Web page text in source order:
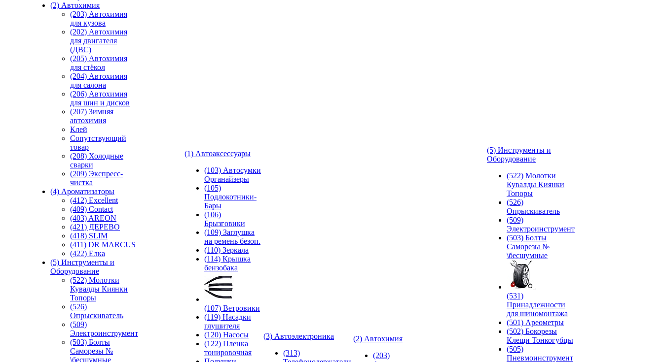
(2) Автохимия
(203) Автохимия
для кузова
(202) Автохимия
для двигателя
(ДВС)
(205) Автохимия
для стёкол
(204) Автохимия
для салона
(206) Автохимия
для шин и дисков
(207) Зимняя
автохимия
Клей
Сопутствующий
товар
(208) Холодные
сварки
(209) Экспреcс-
чистка
(4) Ароматизаторы
(412) Excellent
(409) Contact
(403) AREON
(421) ДЕРЕВО
(418) SLIM
(411) DR MARCUS
(422) Елка
(5) Инструменты и
Оборудование
(522) Молотки
Кувалды Киянки
Топоры
(526)
Опрыскиватель
(509)
Электроинструмент
(503) Болты
Саморезы №
\бесшумные
(1) Автоаксессуары
(103) Автосумки
Органайзеры
(105)
Подлокотники-
Бары
(106)
Брызговики
(109) Заглушка
на ремень безоп.
(110) Зеркала
(114) Крышка
бензобака
(107) Ветровики
(119) Насадки
глушителя
(120) Насосы
(122) Пленка
тонировочная
(3) Автоэлектроника
(313)
(2) Автохимия
(203)
(5) Инструменты и
Оборудование
(522) Молотки
Кувалды Киянки
Топоры
(526)
Опрыскиватель
(509)
Электроинструмент
(503) Болты
Саморезы №
\бесшумные
(531)
Принадлежности
для шиномонтажа
(501) Ареометры
(502) Бокорезы
Клещи Тонкогубцы
(505)
Пневмоинструмент